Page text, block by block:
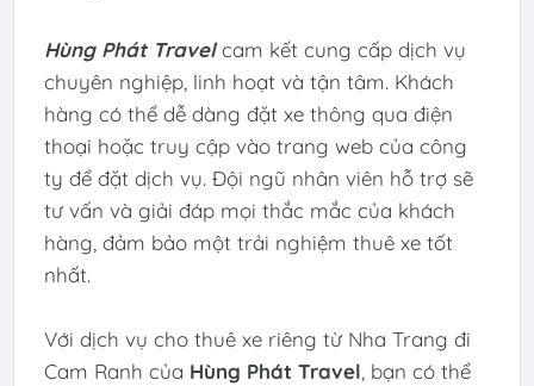
Hùng Phát Travelcam kết cung cấp dịch vụ
chuyên nghiệp, linh hoạt và tận tâm. Khách
hàng có thể dễ dàng đặt xe thông qua điện
thoại hoặc truy cập vào trang web của công
ty để đặt dịch vụ. Đội ngũ nhân viên hỗ trợ sẽ
tư vấn và giải đáp mọi thắc mắc của khách
hàng, đảm bảo một trải nghiệm thuê xe tốt
nhất.
Với dịch vụ cho thuê xe riêng từ Nha Trang đi
Cam Ranh của Hùng Phát Travel, bạn có thể